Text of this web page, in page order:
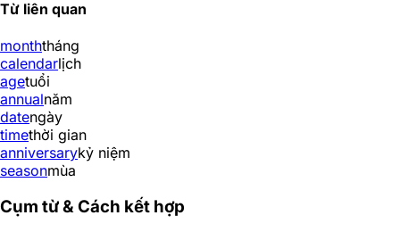
Từ liên quan
monththáng
calendarlịch
agetuổi
annualnăm
datengày
timethời gian
anniversarykỷ niệm
seasonmùa
Cụm từ & Cách kết hợp